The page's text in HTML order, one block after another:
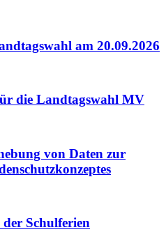
am 20.09.2026
die Landtagswahl MV
von Daten zur
Schulferien